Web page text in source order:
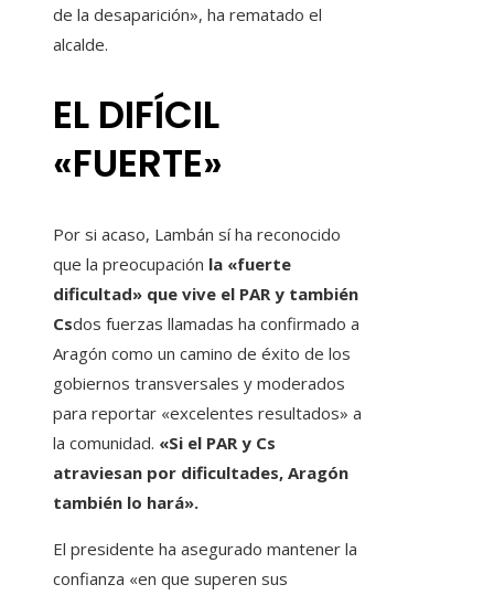
de la desaparición», ha rematado el
alcalde.
EL DIFÍCIL
«FUERTE»
Por si acaso, Lambán sí ha reconocido
que la preocupación la «fuerte
dificultad» que vive el PAR y también
Csdos fuerzas llamadas ha confirmado a
Aragón como un camino de éxito de los
gobiernos transversales y moderados
para reportar «excelentes resultados» a
la comunidad. «Si el PAR y Cs
atraviesan por dificultades, Aragón
también lo hará».
El presidente ha asegurado mantener la
confianza «en que superen sus